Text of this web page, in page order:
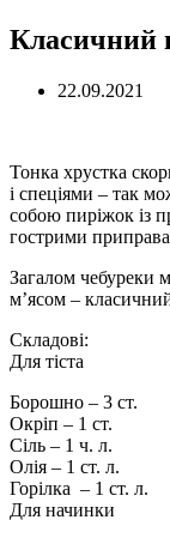
Класичний
22.09.2021
Тонка хрустка
і спеціями – так
собою пиріжок із
гострими
Загалом чебуреки
м’ясом –
Складові:
Для тіста
Борошно – 3 ст.
Окріп – 1 ст.
Сіль – 1 ч. л.
Олія – 1 ст. л.
Горілка – 1 ст. л.
Для начинки